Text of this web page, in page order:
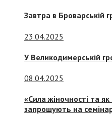
Завтра в Броварській
23.04.2025
У Великодимерській
08.04.2025
«Сила жіночності та
запрошують на